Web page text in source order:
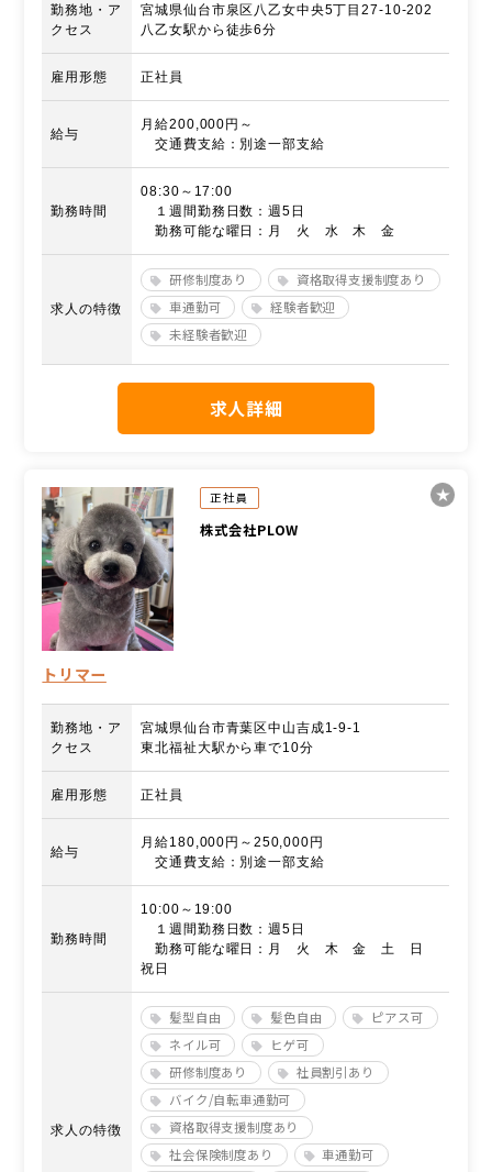
勤務地・ア
クセス
宮城県仙台市泉区八乙女中央5丁目27-10-202
八乙女駅から徒歩6分
雇用形態 正社員
給与
月給200,000円～
交通費支給：別途一部支給
勤務時間
08:30～17:00
１週間勤務日数：週5日
勤務可能な曜日：月 火 水 木 金
求人の特徴
研修制度あり
資格取得支援制度あり
車通勤可
経験者歓迎
未経験者歓迎
求人詳細
正社員
株式会社PLOW
トリマー
勤務地・ア
クセス
宮城県仙台市青葉区中山吉成1-9-1
東北福祉大駅から車で10分
雇用形態 正社員
給与
月給180,000円～250,000円
交通費支給：別途一部支給
勤務時間
10:00～19:00
１週間勤務日数：週5日
勤務可能な曜日：月 火 木 金 土 日
祝日
求人の特徴
髪型自由 髪色自由
ピアス可
ネイル可
ヒゲ可
研修制度あり
社員割引あり
バイク/自転車通勤可
資格取得支援制度あり
社会保険制度あり
車通勤可